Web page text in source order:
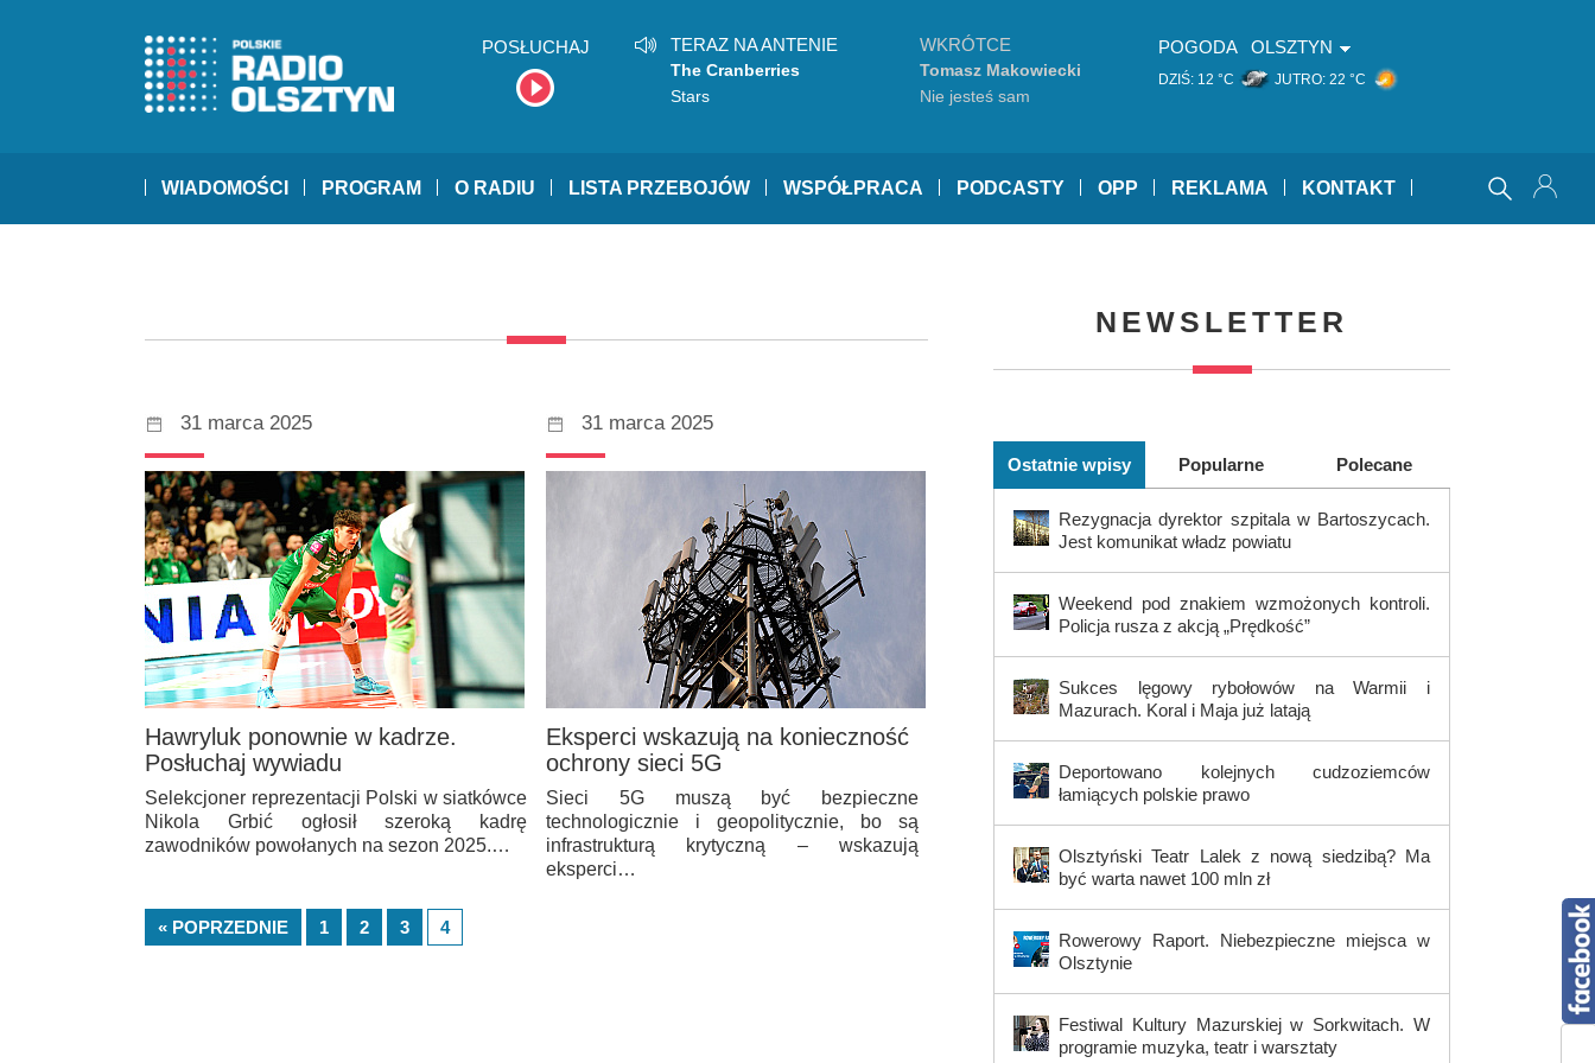
POSŁUCHAJ TERAZ NA ANTENIE
The Cranberries
Stars
WKRÓTCE
Tomasz Makowiecki
Nie jesteś sam
POGODA OLSZTYN
DZIŚ: 12 °C JUTRO: 22 °C
WIADOMOŚCI PROGRAM O RADIU LISTA PRZEBOJÓW WSPÓŁPRACA PODCASTY OPP REKLAMA KONTAKT
31 marca 2025
Hawryluk ponownie w kadrze.
Posłuchaj wywiadu
Selekcjoner reprezentacji Polski w siatkówce
Nikola Grbić ogłosił szeroką kadrę
zawodników powołanych na sezon 2025.…
31 marca 2025
Eksperci wskazują na konieczność
ochrony sieci 5G
Sieci 5G muszą być bezpieczne
technologicznie i geopolitycznie, bo są
infrastrukturą krytyczną – wskazują
eksperci…
« POPRZEDNIE 1 2 3 4
NEWSLETTER
Ostatnie wpisy Popularne Polecane
Rezygnacja dyrektor szpitala w Bartoszycach.
Jest komunikat władz powiatu
Weekend pod znakiem wzmożonych kontroli.
Policja rusza z akcją „Prędkość”
Sukces lęgowy rybołowów na Warmii i
Mazurach. Koral i Maja już latają
Deportowano kolejnych cudzoziemców
łamiących polskie prawo
Olsztyński Teatr Lalek z nową siedzibą? Ma
być warta nawet 100 mln zł
Rowerowy Raport. Niebezpieczne miejsca w
Olsztynie
Festiwal Kultury Mazurskiej w Sorkwitach. W
programie muzyka, teatr i warsztaty